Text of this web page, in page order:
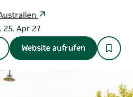
25. Apr 27
Website aufrufen